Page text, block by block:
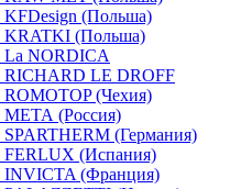
KFDesign (Польша)
KRATKI (Польша)
La NORDICA
RICHARD LE DROFF
(Чехия)
МЕТА (Россия)
(Германия)
FERLUX (Испания)
INVICTA (Франция)